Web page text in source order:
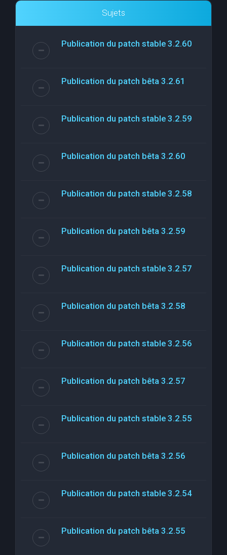
Sujets
Publication du patch stable 3.2.60
Publication du patch bêta 3.2.61
Publication du patch stable 3.2.59
Publication du patch bêta 3.2.60
Publication du patch stable 3.2.58
Publication du patch bêta 3.2.59
Publication du patch stable 3.2.57
Publication du patch bêta 3.2.58
Publication du patch stable 3.2.56
Publication du patch bêta 3.2.57
Publication du patch stable 3.2.55
Publication du patch bêta 3.2.56
Publication du patch stable 3.2.54
Publication du patch bêta 3.2.55